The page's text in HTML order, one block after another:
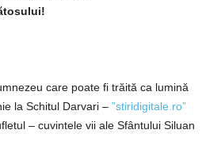
care poate fi trăită ca lumină
la Schitul Darvari – ”stiridigitale.ro”
– cuvintele vii ale Sfântului Siluan